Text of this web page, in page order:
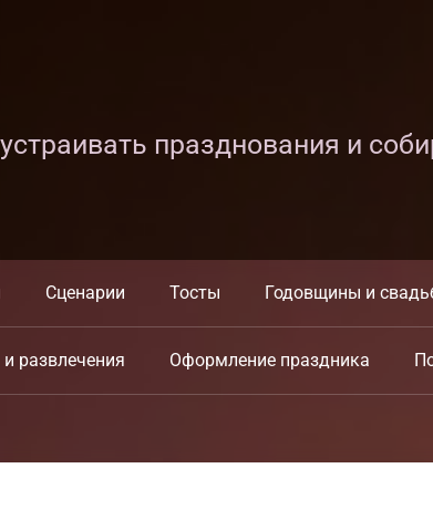
празднования и
Сценарии Тосты Годовщины и
развлечения Оформление праздника